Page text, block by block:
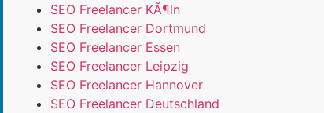
SEO Freelancer KÃ¶ln
SEO Freelancer Dortmund
SEO Freelancer Essen
SEO Freelancer Leipzig
SEO Freelancer Hannover
SEO Freelancer Deutschland